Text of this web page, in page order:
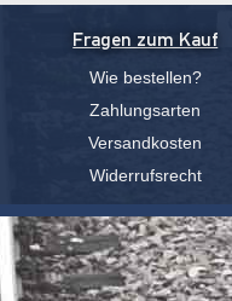
Fragen zum Kauf
Wie bestellen?
Zahlungsarten
Versandkosten
Widerrufsrecht